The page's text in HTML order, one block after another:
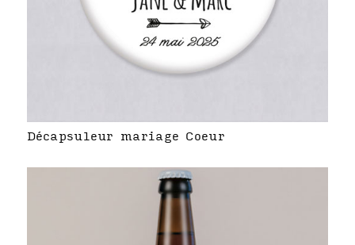
Décapsuleur mariage Coeur